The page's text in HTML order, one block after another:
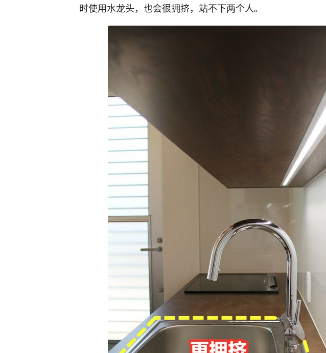
时使用水龙头，也会很拥挤，站不下两个人。